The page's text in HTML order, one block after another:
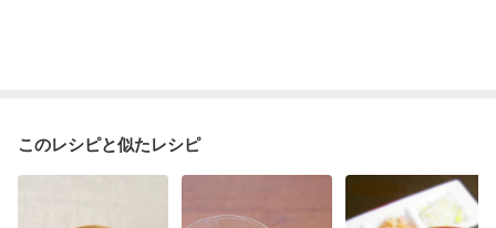
このレシピと似たレシピ